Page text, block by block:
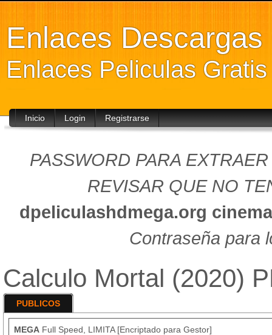
Enlaces
Enlaces Peliculas
Inicio Login Registrarse
PASSWORD PARA
REVISAR QUE NO
dpeliculashdmega.org
Contraseña para
Calculo Mortal (2020)
PUBLICOS
MEGA Full Speed, LIMITA [Encriptado para Gestor]